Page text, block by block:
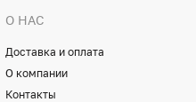
О НАС
Доставка и оплата
О компании
Контакты